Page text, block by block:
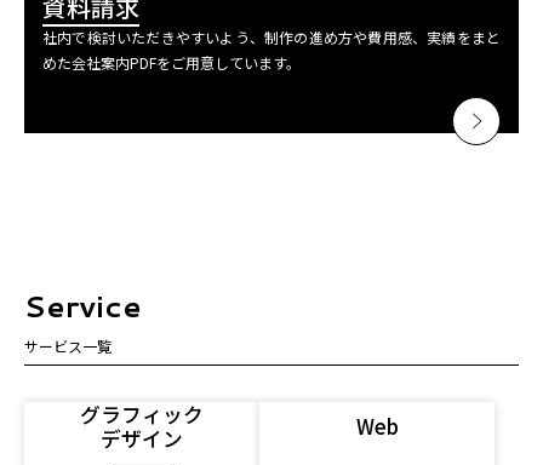
社内で検討いただきやすいよう、制作の進め方や費用感、実績をまと
めた会社案内PDFをご用意しています。
Service
サービス一覧
グラフィック
デザイン
Web